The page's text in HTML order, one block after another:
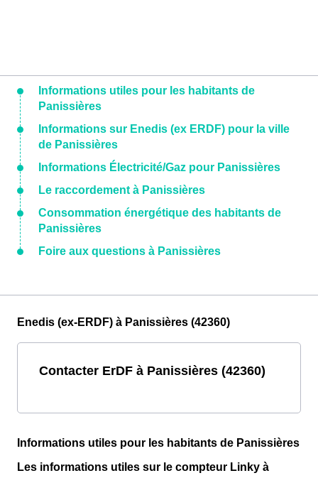
Informations utiles pour les habitants de
Panissières
Informations sur Enedis (ex ERDF) pour la ville
de Panissières
Informations Électricité/Gaz pour Panissières
Le raccordement à Panissières
Consommation énergétique des habitants de
Panissières
Foire aux questions à Panissières
Enedis (ex-ERDF) à Panissières (42360)
Contacter ErDF à Panissières (42360)
Informations utiles pour les habitants de Panissières
Les informations utiles sur le compteur Linky à